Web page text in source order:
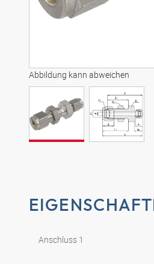
Abbildung kann abweichen
Anschluss 1